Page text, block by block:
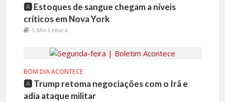
🅰️ Estoques de sangue chegam a níveis
críticos em Nova York
5 Min Leitura
BOM DIA ACONTECE
🅰️ Trump retoma negociações com o Irã e
adia ataque militar